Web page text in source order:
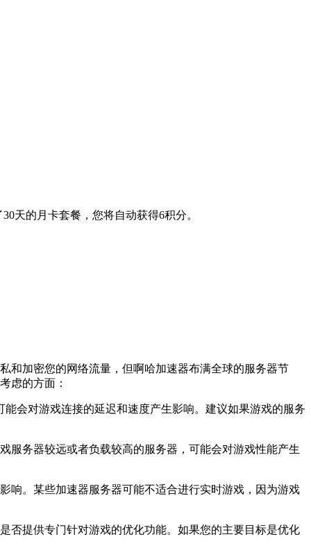
天的月卡套餐，您将自动获得6积分。
和加密您的网络流量，但啊哈加速器布满全球的服务器节
虑的方面：
会对游戏连接的延迟和速度产生影响。建议如果游戏的服务
服务器较远或者负载较高的服务器，可能会对游戏性能产生
响。某些加速器服务器可能不适合进行实时游戏，因为游戏
否提供专门针对游戏的优化功能。如果您的主要目标是优化